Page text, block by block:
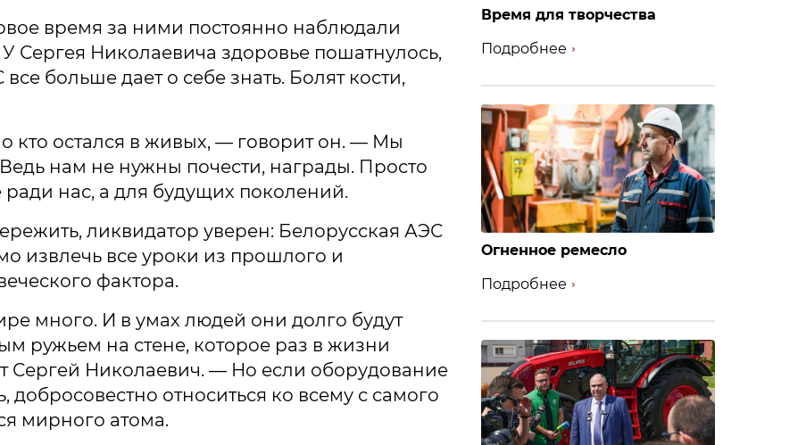
время за ними постоянно наблюдали
Сергея Николаевича здоровье пошатнулось,
больше дает о себе знать. Болят кости,
кто остался в живых, — говорит он. — Мы
нам не нужны почести, награды. Просто
нас, а для будущих поколений.
ликвидатор уверен: Белорусская АЭС
извлечь все уроки из прошлого и
фактора.
много. И в умах людей они долго будут
ружьем на стене, которое раз в жизни
Сергей Николаевич. — Но если оборудование
относиться ко всему с самого
мирного атома.
Время для творчества
Подробнее
Огненное ремесло
Подробнее